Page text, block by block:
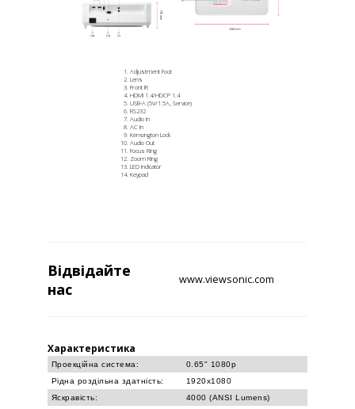
Adjustment Foot
Lens
Front IR
HDMI 1.4/HDCP 1.4
USB-A (5V/1.5A, Service)
RS232
Audio In
AC In
Kensington Lock
Audio Out
Focus Ring
Zoom Ring
LED Indicator
Keypad
Відвідайте
нас
www.viewsonic.com
Характеристика
Проекційна система:
0.65" 1080p
Рідна роздільна здатність:
1920x1080
Яскравість:
4000 (ANSI Lumens)